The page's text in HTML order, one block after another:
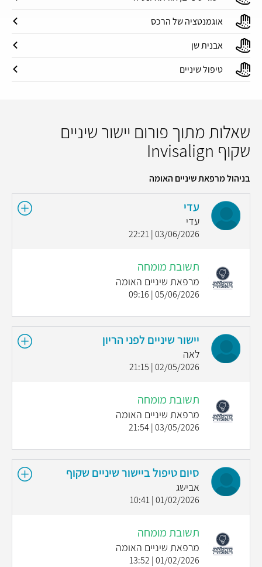
אוגמנטציה של הרכס
אבנית שן
טיפול שיניים
שאלות מתוך פורום יישור שיניים
שקוף Invisalign
בניהול מרפאת שיניים האומה
עדי
עדי
03/06/2026 | 22:21
תשובת מומחה
מרפאת שיניים האומה
05/06/2026 | 09:16
יישור שיניים לפני הריון
לאה
02/05/2026 | 21:15
תשובת מומחה
מרפאת שיניים האומה
03/05/2026 | 21:54
סיום טיפול ביישור שיניים שקוף
אבישג
01/02/2026 | 10:41
תשובת מומחה
מרפאת שיניים האומה
01/02/2026 | 13:52